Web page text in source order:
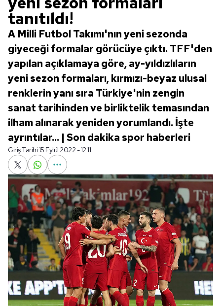
tanıtıldı!
A Milli Futbol Takımı'nın yeni sezonda
giyeceği formalar görücüye çıktı. TFF'den
yapılan açıklamaya göre, ay-yıldızlıların
yeni sezon formaları, kırmızı-beyaz ulusal
renklerin yanı sıra Türkiye'nin zengin
sanat tarihinden ve birliktelik temasından
ilham alınarak yeniden yorumlandı. İşte
ayrıntılar... | Son dakika spor haberleri
Giriş Tarihi:15 Eylül 2022 - 12:11